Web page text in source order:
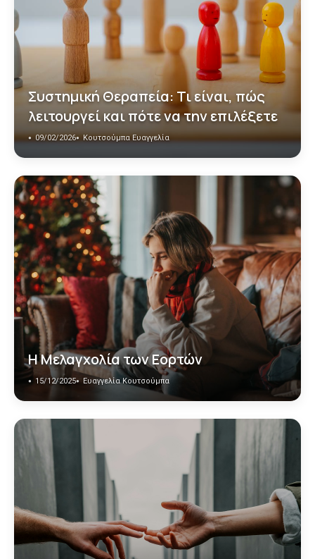
Συστημική Θεραπεία: Τι είναι, πώς
λειτουργεί και πότε να την επιλέξετε
09/02/2026 Κουτσούμπα Ευαγγελία
Η Μελαγχολία των Εορτών
15/12/2025 Ευαγγελία Κουτσούμπα